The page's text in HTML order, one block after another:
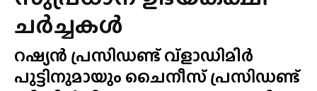
ചർച്ചകൾ
റഷ്യൻ പ്രസിഡണ്ട് വ്ളാഡിമിർ
പുട്ടിനുമായും ചൈനീസ് പ്രസിഡണ്ട്